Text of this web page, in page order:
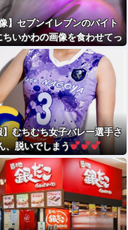
像】セブンイレブンのバイト
ちいかわの画像を食わせてっ
と…できた！」⇒！
】むちむち女子バレー選手さ
、脱いでしまう